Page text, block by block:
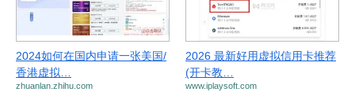
2024如何在国内申请一张美国/
香港虚拟…
zhuanlan.zhihu.com
2026 最新好用虚拟信用卡推荐
(开卡教…
www.iplaysoft.com